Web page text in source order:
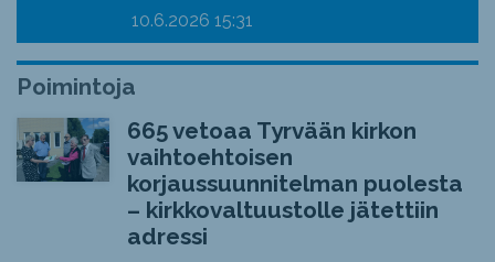
10.6.2026 15:31
Poimintoja
665 vetoaa Tyrvään kirkon
vaihtoehtoisen
korjaussuunnitelman puolesta
– kirkkovaltuustolle jätettiin
adressi